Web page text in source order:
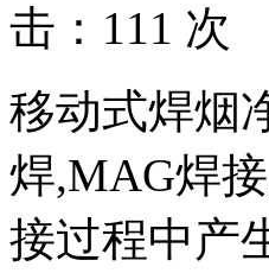
击：111 次
移动式焊烟
焊,MAG焊
接过程中产